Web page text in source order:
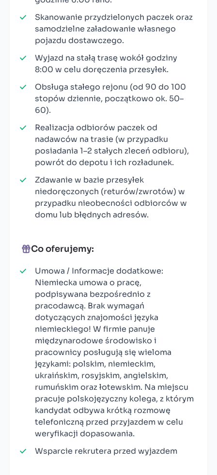
Skanowanie przydzielonych paczek oraz
samodzielne załadowanie własnego
pojazdu dostawczego.
Wyjazd na stałą trasę wokół godziny
8:00 w celu doręczenia przesyłek.
Obsługa stałego rejonu (od 90 do 100
stopów dziennie, początkowo ok. 50–
60).
Realizacja odbiorów paczek od
nadawców na trasie (w przypadku
posiadania 1–2 stałych zleceń odbioru),
powrót do depotu i ich rozładunek.
Zdawanie w bazie przesyłek
niedoręczonych (returów/zwrotów) w
przypadku nieobecności odbiorców w
domu lub błędnych adresów.
Co oferujemy:
Umowa / Informacje dodatkowe:
Niemiecka umowa o pracę,
podpisywana bezpośrednio z
pracodawcą. Brak wymagań
dotyczących znajomości języka
niemieckiego! W firmie panuje
międzynarodowe środowisko i
pracownicy posługują się wieloma
językami: polskim, niemieckim,
ukraińskim, rosyjskim, angielskim,
rumuńskim oraz łotewskim. Na miejscu
pracuje polskojęzyczny kolega, z którym
kandydat odbywa krótką rozmowę
telefoniczną przed przyjazdem w celu
weryfikacji dopasowania.
Wsparcie rekrutera przed wyjazdem